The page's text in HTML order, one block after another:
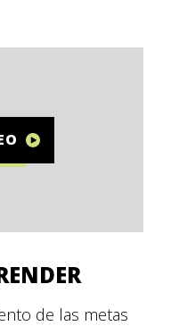
de las metas